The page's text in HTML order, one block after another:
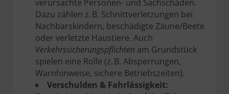
verursachte Personen- und Sachschäden.
Dazu zählen z. B. Schnittverletzungen bei
Nachbarskindern, beschädigte Zäune/Beete
oder verletzte Haustiere. Auch
Verkehrssicherungspflichten am Grundstück
spielen eine Rolle (z. B. Absperrungen,
Warnhinweise, sichere Betriebszeiten).
Verschulden & Fahrlässigkeit: